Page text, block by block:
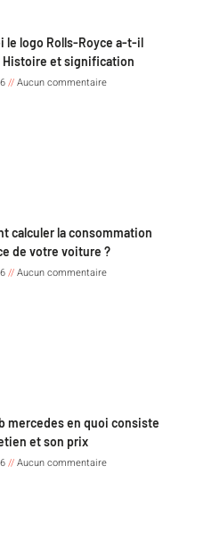
le logo Rolls-Royce a-t-il
Histoire et signification
Aucun commentaire
calculer la consommation
de votre voiture ?
Aucun commentaire
mercedes en quoi consiste
et son prix
Aucun commentaire